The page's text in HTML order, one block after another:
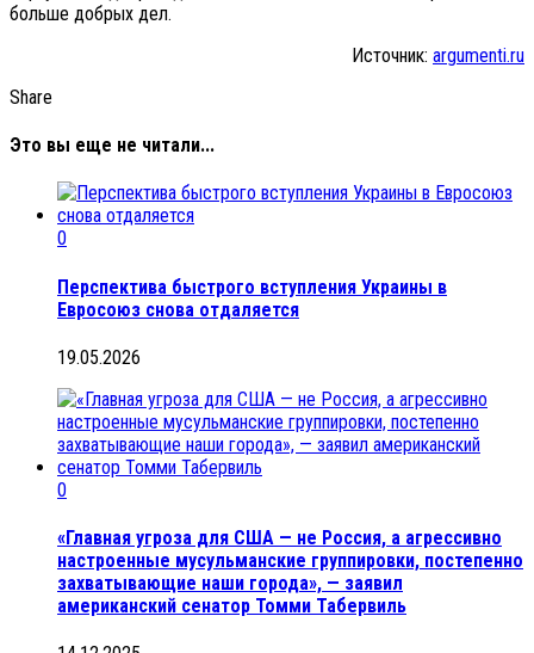
больше добрых дел.
Источник: argumenti.ru
Share
Это вы еще не читали...
0
Перспектива быстрого вступления Украины в
Евросоюз снова отдаляется
19.05.2026
0
«Главная угроза для США — не Россия, а агрессивно
настроенные мусульманские группировки, постепенно
захватывающие наши города», — заявил
американский сенатор Томми Табервиль